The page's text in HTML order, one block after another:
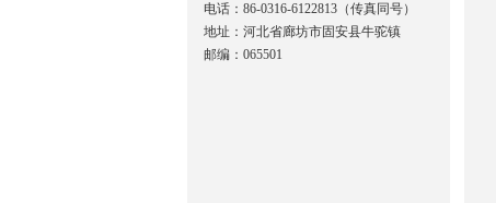
电话：86-0316-6122813（传真同号）
地址：河北省廊坊市固安县牛驼镇
邮编：065501